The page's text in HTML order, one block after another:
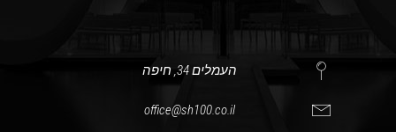
העמלים 34, חיפה
office@sh100.co.il